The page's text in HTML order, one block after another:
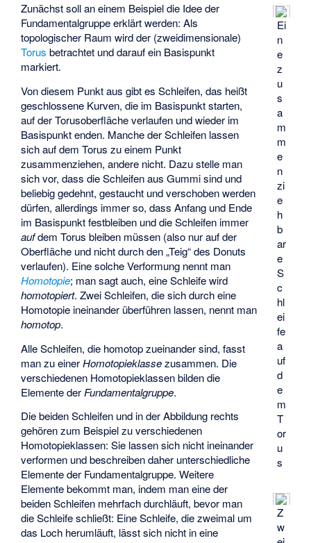
Ei
n
e
z
u
s
a
m
m
e
n
zi
e
h
b
ar
e
S
c
hl
ei
fe
a
uf
d
e
m
T
or
u
s
Z
w
Zunächst soll an einem Beispiel die Idee der
Fundamentalgruppe erklärt werden: Als
topologischer Raum wird der (zweidimensionale)
Torus betrachtet und darauf ein Basispunkt
markiert.
Von diesem Punkt aus gibt es Schleifen, das heißt
geschlossene Kurven, die im Basispunkt starten,
auf der Torusoberfläche verlaufen und wieder im
Basispunkt enden. Manche der Schleifen lassen
sich auf dem Torus zu einem Punkt
zusammenziehen, andere nicht. Dazu stelle man
sich vor, dass die Schleifen aus Gummi sind und
beliebig gedehnt, gestaucht und verschoben werden
dürfen, allerdings immer so, dass Anfang und Ende
im Basispunkt festbleiben und die Schleifen immer
aufdem Torus bleiben müssen (also nur auf der
Oberfläche und nicht durch den „Teig“ des Donuts
verlaufen). Eine solche Verformung nennt man
Homotopie; man sagt auch, eine Schleife wird
homotopiert. Zwei Schleifen, die sich durch eine
Homotopie ineinander überführen lassen, nennt man
homotop.
Alle Schleifen, die homotop zueinander sind, fasst
man zu einerHomotopieklassezusammen. Die
verschiedenen Homotopieklassen bilden die
Elemente der Fundamentalgruppe.
Die beiden Schleifen und in der Abbildung rechts
gehören zum Beispiel zu verschiedenen
Homotopieklassen: Sie lassen sich nicht ineinander
verformen und beschreiben daher unterschiedliche
Elemente der Fundamentalgruppe. Weitere
Elemente bekommt man, indem man eine der
beiden Schleifen mehrfach durchläuft, bevor man
die Schleife schließt: Eine Schleife, die zweimal um
das Loch herumläuft, lässt sich nicht in eine